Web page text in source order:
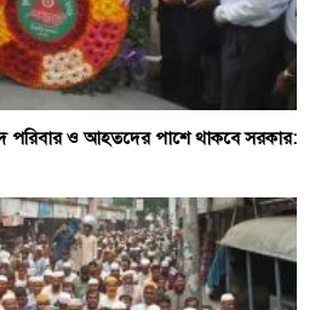
পরিবার ও আহতদের পাশে থাকবে সরকার: